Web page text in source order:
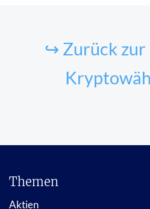
↪ Zurück zur
Themen
Aktien